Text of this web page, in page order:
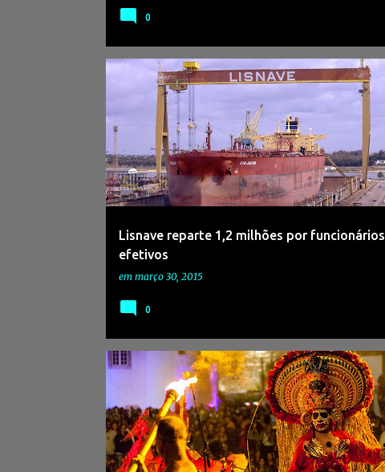
0
Lisnave reparte 1,2 milhões por funcionários
efetivos
em março 30, 2015
0